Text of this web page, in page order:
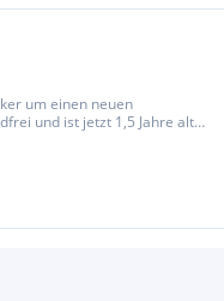
um einen neuen
und ist jetzt 1,5 Jahre alt